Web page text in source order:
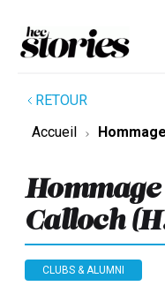
RETOUR
Accueil
Hommage
Calloch
CLUBS & ALUMNI